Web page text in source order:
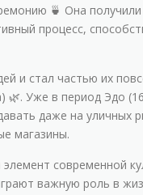
🍵 Она получили
процесс,
и стал частью их
Уже в период Эдо
даже на уличных
магазины.
современной
важную роль в